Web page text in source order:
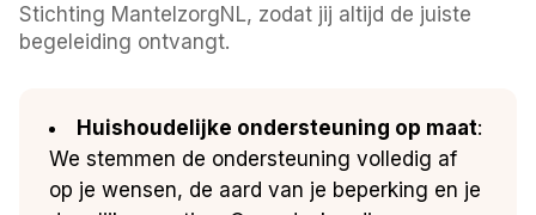
Stichting MantelzorgNL, zodat jij altijd de juiste
begeleiding ontvangt.
Huishoudelijke ondersteuning op maat:
We stemmen de ondersteuning volledig af
op je wensen, de aard van je beperking en je